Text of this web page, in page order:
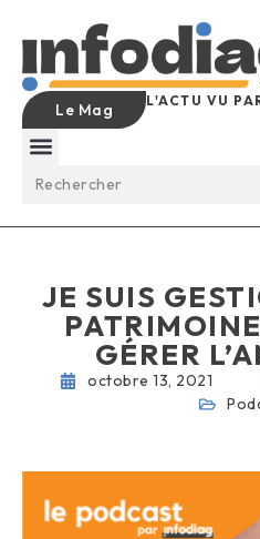
Le Mag L'ACTU VU
JE SUIS
GÉRER
octobre 13, 2021